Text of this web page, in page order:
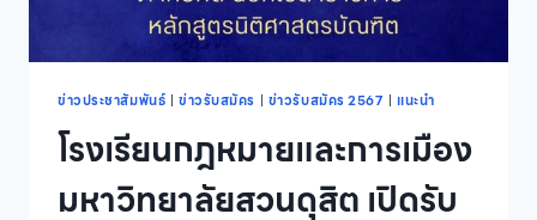
ศาสตร
มหา
บัณฑิต
วิชาการ
ภาษา
อังกฤษ
ระดับ
ข่าวประชาสัมพันธ์ | ข่าวรับสมัคร | ข่าวรับสมัคร 2567 | แนะนำ
โรงเรียนกฎหมายและการเมือง
มหาวิทยาลัยสวนดุสิต เปิดรับ